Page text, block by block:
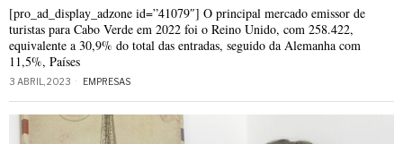
[pro_ad_display_adzone id=”41079″] O principal mercado emissor de
turistas para Cabo Verde em 2022 foi o Reino Unido, com 258.422,
equivalente a 30,9% do total das entradas, seguido da Alemanha com
11,5%, Países
3 ABRIL, 2023 EMPRESAS